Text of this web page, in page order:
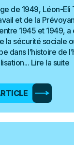
de 1949, Léon-Eli
et de la
1945 et 1949, a
la sécurité sociale
dans l’histoire de
Lire la suite